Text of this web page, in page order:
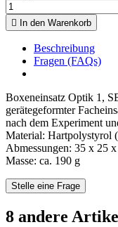
 In den Warenkorb
Beschreibung
Fragen (FAQs)
Boxeneinsatz Optik 1,
gerätegeformter
nach dem Experiment
Material: Hartpolystyrol
Abmessungen: 35 x 25
Masse: ca. 190 g
Stelle eine Frage
8 andere